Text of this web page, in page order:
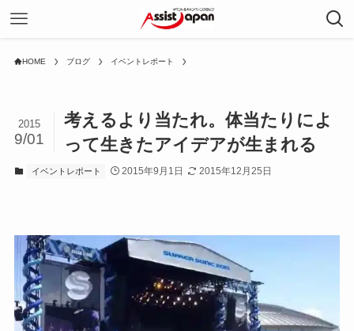
HOME ブログ イベントレポート
考えるより当たれ。体当たりによ
って生きたアイデアが生まれる
2015
9/01
イベントレポート 2015年9月1日 2015年12月25日